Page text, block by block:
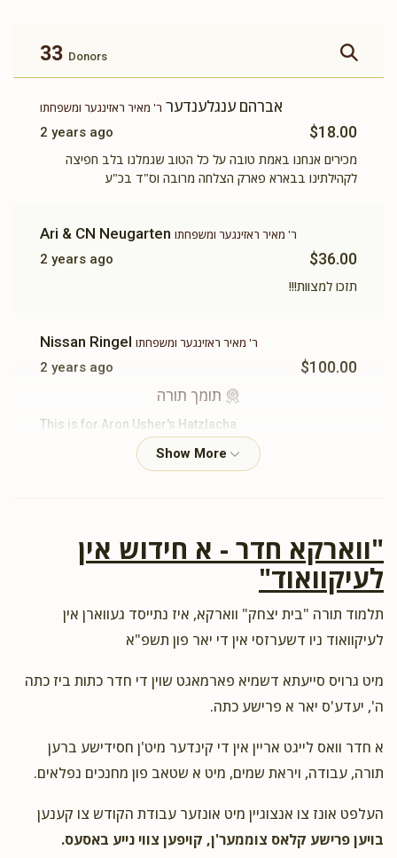
זכות תשב"ר תומך תורה
33 Donors
אברהם ענגלענדער ר' מאיר ראזינגער ומשפחתו
2 years ago
$18.00
מכירים אנחנו באמת טובה על כל הטוב שגמלנו בלב חפיצה
לקהילתינו בבארא פארק הצלחה מרובה וס"ד בכ"ע
Ari & CN Neugarten ר' מאיר ראזינגער ומשפחתו
2 years ago
$36.00
תזכו למצוות!!!
Nissan Ringel ר' מאיר ראזינגער ומשפחתו
2 years ago
$100.00
תומך תורה
This is for Aron Usher's Hatzlacha
ר' מאיר ראזינגער ומשפחתו
2 years ago
$101.00
תומך תורה
Dedicated parents like Mayer and Gelly are far and few.
Anonymousר' מאיר ראזינגער ומשפחתו
2 years ago
$18.00
Mordechai Rosingerר' גדלי' אפפעל ומשפחתו, ר׳ דוב
טעסלער ומשפחתו , ר' חיים קאהל ומשפחתו, ר' מאיר ראזינגער
"ווארקא חדר - א חידוש אין
לעיקוואוד"
תלמוד תורה "בית יצחק" ווארקא, איז נתייסד געווארן אין
לעיקוואוד ניו דשערזסי אין די יאר פון תשפ"א
מיט גרויס סייעתא דשמיא פארמאגט שוין די חדר כתות ביז כתה
ה', יעדע'ס יאר א פרישע כתה.
א חדר וואס לייגט אריין אין די קינדער מיט'ן חסידישע ברען
תורה, עבודה, ויראת שמים, מיט א שטאב פון מחנכים נפלאים.
העלפט אונז צו אנצוגיין מיט אונזער עבודת הקודש צו קענען
בויען פרישע קלאס צוממער'ן, קויפען צווי נייע באסעס.